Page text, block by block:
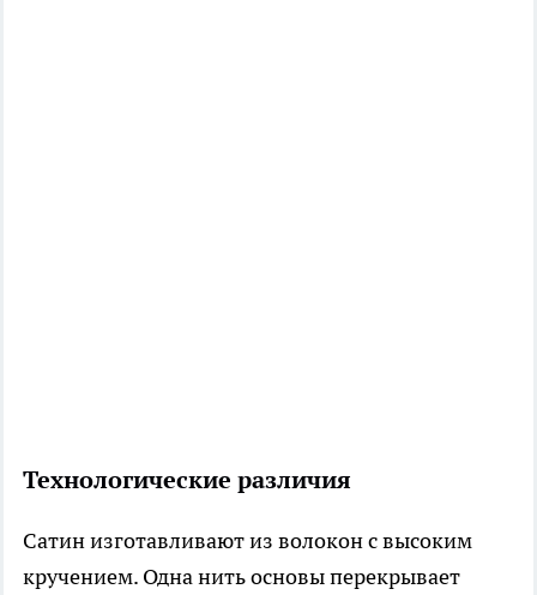
Технологические различия
Сатин изготавливают из волокон с высоким
кручением. Одна нить основы перекрывает